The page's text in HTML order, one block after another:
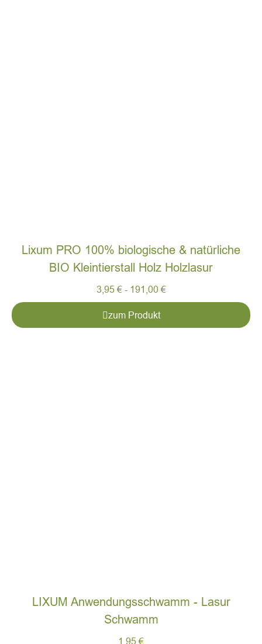
Lixum PRO 100% biologische & natürliche
BIO Kleintierstall Holz Holzlasur
3,95 € - 191,00 €
zum Produkt
LIXUM Anwendungsschwamm - Lasur
Schwamm
1,95 €